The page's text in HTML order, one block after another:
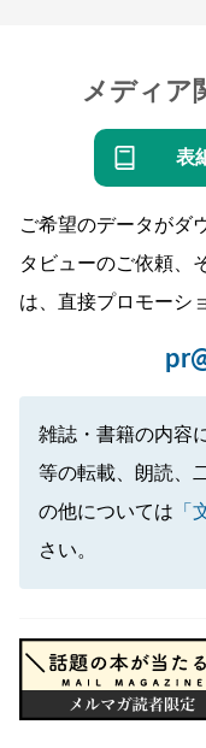
メディア
表
ご希望のデータがダ
タビューのご依頼、
は、直接プロモーシ
雑誌・書籍の内容
等の転載、朗読、
の他については 「
さい。